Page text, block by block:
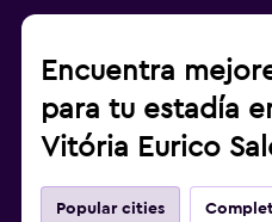
Encuentra
para tu estadía
Vitória Eurico
Popular cities